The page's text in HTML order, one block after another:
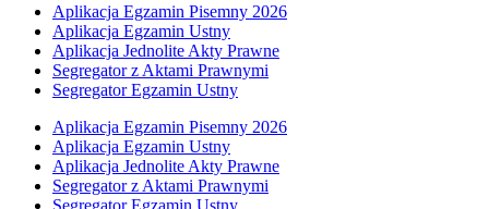
Aplikacja Egzamin Pisemny 2026
Aplikacja Egzamin Ustny
Aplikacja Jednolite Akty Prawne
Segregator z Aktami Prawnymi
Segregator Egzamin Ustny
Aplikacja Egzamin Pisemny 2026
Aplikacja Egzamin Ustny
Aplikacja Jednolite Akty Prawne
Segregator z Aktami Prawnymi
Segregator Egzamin Ustny